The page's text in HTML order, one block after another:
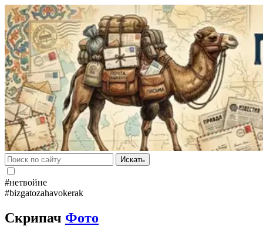
Искать
#нетвойне
#bizgatozahavokerak
Скрипач Фото